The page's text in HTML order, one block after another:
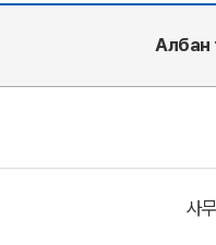
Албан
사